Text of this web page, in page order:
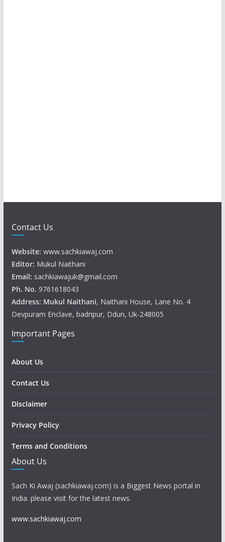
Contact Us
Website: www.sachkiawaj.com
Editor: Mukul Naithani
Email: sachkiawajuk@gmail.com
Ph. No. 9761618043
Address: Mukul Naithani, Naithani House, Lane No. 4
Devpuram Enclave, badripur, Ddun, Uk-248005
Important Pages
About Us
Contact Us
Disclaimer
Privacy Policy
Terms and Conditions
About Us
Sach Ki Awaj (sachkiawaj.com) is a Biggest News portal in
India. please visit for the latest news.
www.sachkiawaj.com